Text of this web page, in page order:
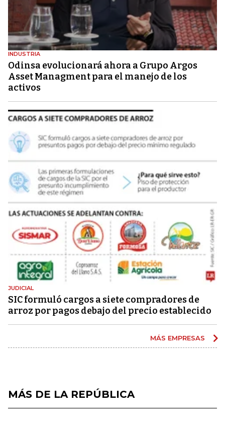
INDUSTRIA
Odinsa evolucionará ahora a Grupo Argos
Asset Managment para el manejo de los
activos
JUDICIAL
SIC formuló cargos a siete compradores de
arroz por pagos debajo del precio establecido
MÁS EMPRESAS
MÁS DE LA REPÚBLICA